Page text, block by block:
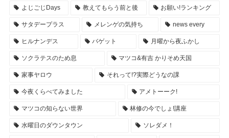
よじごじDays 教えてもらう前と後 お願い!ランキング
サタデープラス メレンゲの気持ち news every
ヒルナンデス バゲット 月曜から夜ふかし
ソクラテスのため息 マツコ&有吉 かりそめ天国
家事ヤロウ それって!?実際どうなの課
今夜くらべてみました アメトーーク!
マツコの知らない世界 林修の今でしょ!講座
水曜日のダウンタウン ソレダメ！